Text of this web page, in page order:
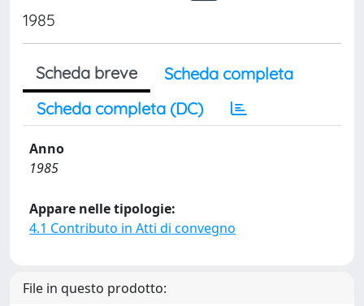
1985
Scheda breve
Scheda completa
Scheda completa (DC)
Anno
1985
Appare nelle tipologie:
4.1 Contributo in Atti di convegno
File in questo prodotto: